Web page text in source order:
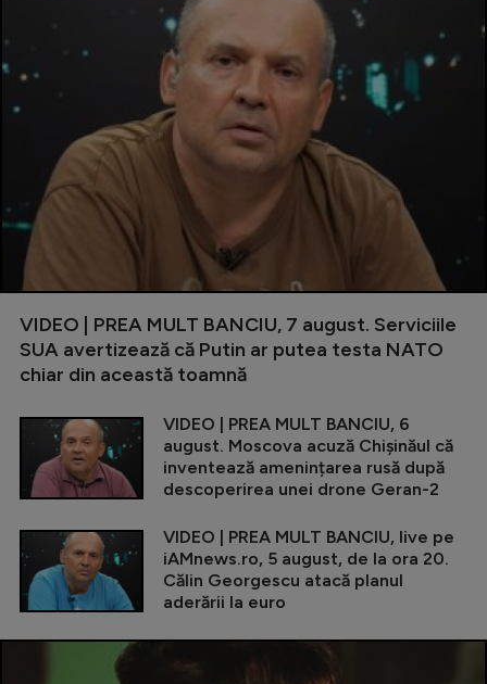
VIDEO | PREA MULT BANCIU, 7 august. Serviciile
SUA avertizează că Putin ar putea testa NATO
chiar din această toamnă
VIDEO | PREA MULT BANCIU, 6
august. Moscova acuză Chișinăul că
inventează amenințarea rusă după
descoperirea unei drone Geran-2
VIDEO | PREA MULT BANCIU, live pe
iAMnews.ro, 5 august, de la ora 20.
Călin Georgescu atacă planul
aderării la euro